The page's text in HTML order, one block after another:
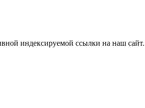
индексируемой ссылки на наш сайт.